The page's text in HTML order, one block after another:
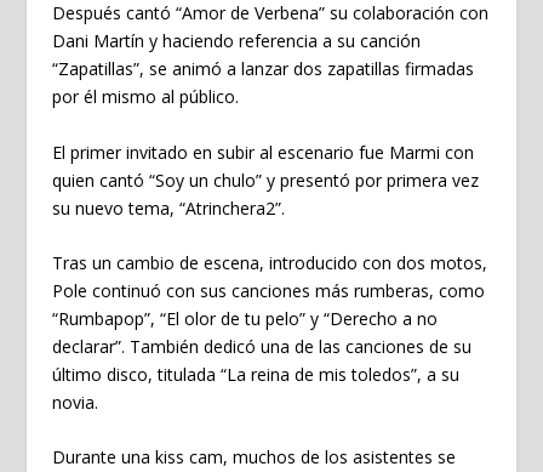
Después cantó “Amor de Verbena” su colaboración con
Dani Martín y haciendo referencia a su canción
“Zapatillas”, se animó a lanzar dos zapatillas firmadas
por él mismo al público.
El primer invitado en subir al escenario fue Marmi con
quien cantó “Soy un chulo” y presentó por primera vez
su nuevo tema, “Atrinchera2”.
Tras un cambio de escena, introducido con dos motos,
Pole continuó con sus canciones más rumberas, como
“Rumbapop”, “El olor de tu pelo” y “Derecho a no
declarar”. También dedicó una de las canciones de su
último disco, titulada “La reina de mis toledos”, a su
novia.
Durante una kiss cam, muchos de los asistentes se